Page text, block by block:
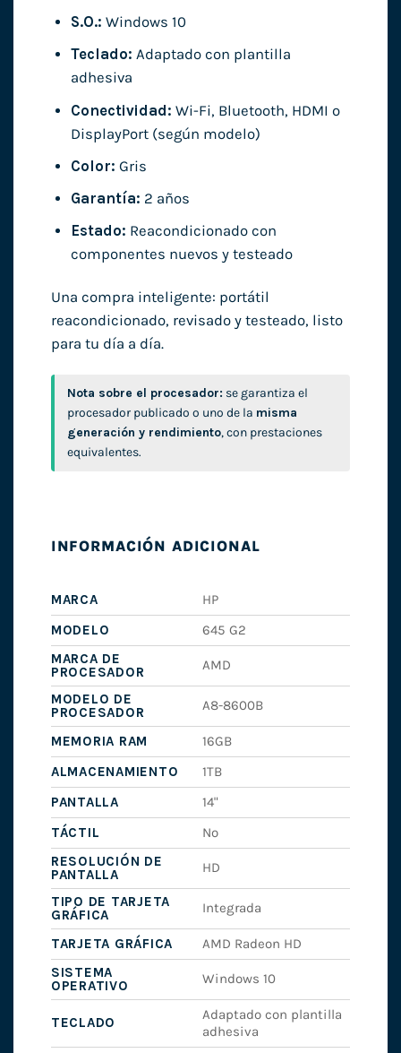
S.O.: Windows 10
Teclado: Adaptado con plantilla
adhesiva
Conectividad: Wi-Fi, Bluetooth, HDMI o
DisplayPort (según modelo)
Color: Gris
Garantía: 2 años
Estado: Reacondicionado con
componentes nuevos y testeado
Una compra inteligente: portátil
reacondicionado, revisado y testeado, listo
para tu día a día.
Nota sobre el procesador: se garantiza el
procesador publicado o uno de la misma
generación y rendimiento, con prestaciones
equivalentes.
INFORMACIÓN ADICIONAL
MARCA
HP
MODELO
645 G2
MARCA DE
PROCESADOR
AMD
MODELO DE
PROCESADOR
A8-8600B
MEMORIA RAM
16GB
ALMACENAMIENTO
1TB
PANTALLA
14"
TÁCTIL
No
RESOLUCIÓN DE
PANTALLA
HD
TIPO DE TARJETA
GRÁFICA
Integrada
TARJETA GRÁFICA
AMD Radeon HD
SISTEMA
OPERATIVO
Windows 10
TECLADO
Adaptado con plantilla
adhesiva